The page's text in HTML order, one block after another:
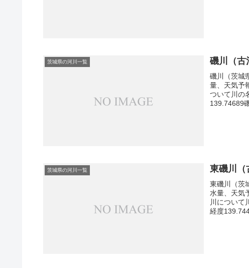
茨城県の河川一覧 磯川（古
磯川（茨城
量、天気予
ついて川の
139.74689
茨城県の河川一覧 東磯川（
東磯川（茨
水量、天気
川について
経度